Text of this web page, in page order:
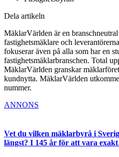
Dela artikeln
MäklarVärlden är en
fastighetsmäklare och
fokuserar även på alla som har en
fastighetsmäklarbranschen. Total
MäklarVärlden granskar
kundnytta. MäklarVärlden
nummer.
ANNONS
Vet du vilken mäklarbyrå i
längst? I 145 år för att vara